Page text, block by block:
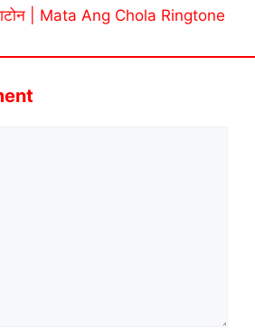
| Mata Ang Chola Ringtone